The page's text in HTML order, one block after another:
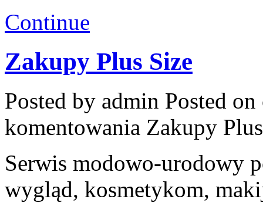
Continue
Zakupy Plus Size
Posted by admin Posted
komentowania Zakupy
Serwis modowo-urodowy
wygląd, kosmetykom,